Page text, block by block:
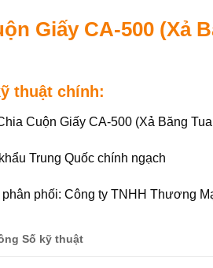
Giấy CA-500 (Xả
thuật chính:
Cuộn Giấy CA-500 (Xả Băng
Trung Quốc chính ngạch
phối: Công ty TNHH Thương
Số kỹ thuật